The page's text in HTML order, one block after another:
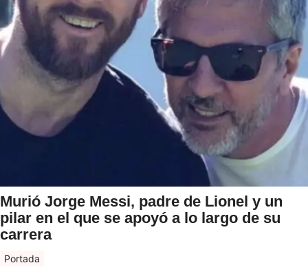
Murió Jorge Messi, padre de Lionel y un
pilar en el que se apoyó a lo largo de su
carrera
Portada